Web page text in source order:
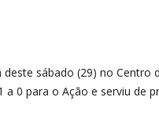
sábado (29) no Centro
0 para o Ação e serviu de